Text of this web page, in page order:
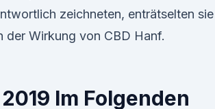
zeichneten, enträtselten sie
der Wirkung von CBD Hanf.
Im Folgenden